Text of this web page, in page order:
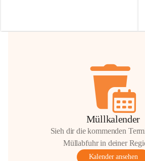
Hilfsbereitschaft!
Müllkalender
Sieh dir die kommenden
Müllabfuhr in deiner
Kalender ansehen